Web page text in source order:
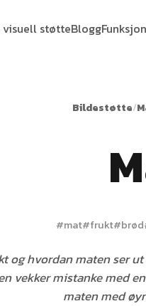
støtteBlogg
Bildestøtte/
#mat#frukt#brød
og hvordan maten ser
vekker mistanke med
maten med